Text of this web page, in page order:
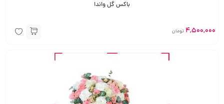
باکس گل واندا
4,500,000 تومان